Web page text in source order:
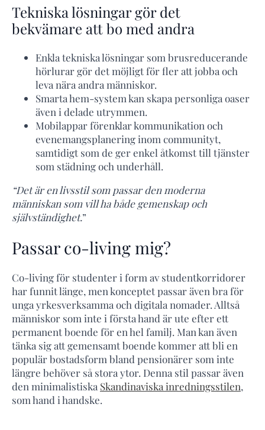
Tekniska lösningar gör det
bekvämare att bo med andra
Enkla tekniska lösningar som brusreducerande
hörlurar gör det möjligt för fler att jobba och
leva nära andra människor.
Smarta hem-system kan skapa personliga oaser
även i delade utrymmen.
Mobilappar förenklar kommunikation och
evenemangsplanering inom communityt,
samtidigt som de ger enkel åtkomst till tjänster
som städning och underhåll.
“Det är en livsstil som passar den moderna
människan som vill ha både gemenskap och
självständighet.”
Passar co-living mig?
Co-living för studenter i form av studentkorridorer
har funnit länge, men konceptet passar även bra för
unga yrkesverksamma och digitala nomader. Alltså
människor som inte i första hand är ute efter ett
permanent boende för en hel familj. Man kan även
tänka sig att gemensamt boende kommer att bli en
populär bostadsform bland pensionärer som inte
längre behöver så stora ytor. Denna stil passar även
den minimalistiska Skandinaviska inredningsstilen,
som hand i handske.